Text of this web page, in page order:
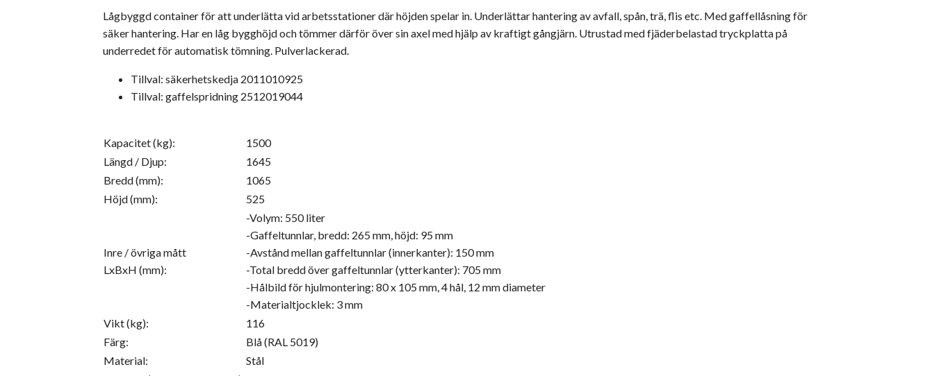
Lågbyggd container för att underlätta vid arbetsstationer där höjden spelar in. Underlättar hantering av avfall, spån, trä, flis etc. Med gaffellåsning för
säker hantering. Har en låg bygghöjd och tömmer därför över sin axel med hjälp av kraftigt gångjärn. Utrustad med fjäderbelastad tryckplatta på
underredet för automatisk tömning. Pulverlackerad.
Tillval: säkerhetskedja 2011010925
Tillval: gaffelspridning 2512019044
Kapacitet (kg):
1500
Längd / Djup:
1645
Bredd (mm):
1065
Höjd (mm):
525
Inre / övriga mått
LxBxH (mm):
-Volym: 550 liter
-Gaffeltunnlar, bredd: 265 mm, höjd: 95 mm
-Avstånd mellan gaffeltunnlar (innerkanter): 150 mm
-Total bredd över gaffeltunnlar (ytterkanter): 705 mm
-Hålbild för hjulmontering: 80 x 105 mm, 4 hål, 12 mm diameter
-Materialtjocklek: 3 mm
Vikt (kg):
116
Färg:
Blå (RAL 5019)
Material:
Stål